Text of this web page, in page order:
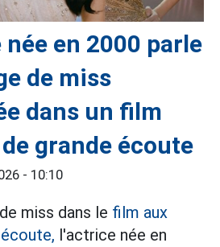
en 2000 parle
de miss
dans un film
grande écoute
- 10:10
miss dans le film aux
l'actrice née en